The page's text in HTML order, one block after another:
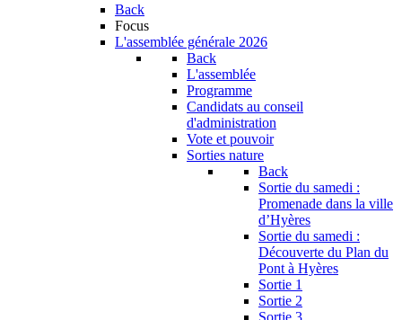
Back
Focus
L'assemblée générale 2026
Back
L'assemblée
Programme
Candidats au conseil
d'administration
Vote et pouvoir
Sorties nature
Back
Sortie du samedi :
Promenade dans la ville
d’Hyères
Sortie du samedi :
Découverte du Plan du
Pont à Hyères
Sortie 1
Sortie 2
Sortie 3